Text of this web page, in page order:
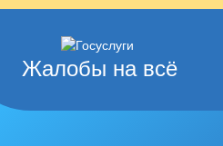
Жалобы на всё